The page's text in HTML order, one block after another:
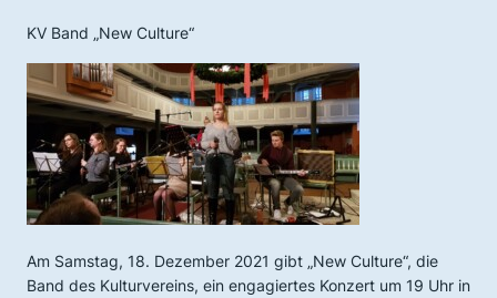
KV Band „New Culture“
Am Samstag, 18. Dezember 2021 gibt „New Culture“, die
Band des Kulturvereins, ein engagiertes Konzert um 19 Uhr in